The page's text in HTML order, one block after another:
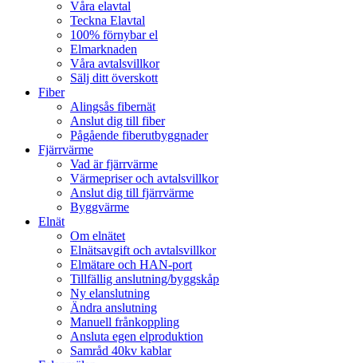
Våra elavtal
Teckna Elavtal
100% förnybar el
Elmarknaden
Våra avtalsvillkor
Sälj ditt överskott
Fiber
Alingsås fibernät
Anslut dig till fiber
Pågående fiberutbyggnader
Fjärrvärme
Vad är fjärrvärme
Värmepriser och avtalsvillkor
Anslut dig till fjärrvärme
Byggvärme
Elnät
Om elnätet
Elnätsavgift och avtalsvillkor
Elmätare och HAN-port
Tillfällig anslutning/byggskåp
Ny elanslutning
Ändra anslutning
Manuell frånkoppling
Ansluta egen elproduktion
Samråd 40kv kablar